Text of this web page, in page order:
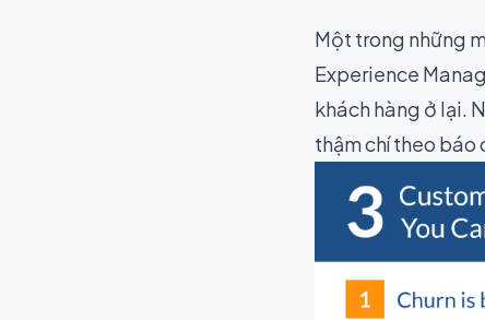
Một trong những
Experience
khách hàng ở lại.
thậm chí theo báo